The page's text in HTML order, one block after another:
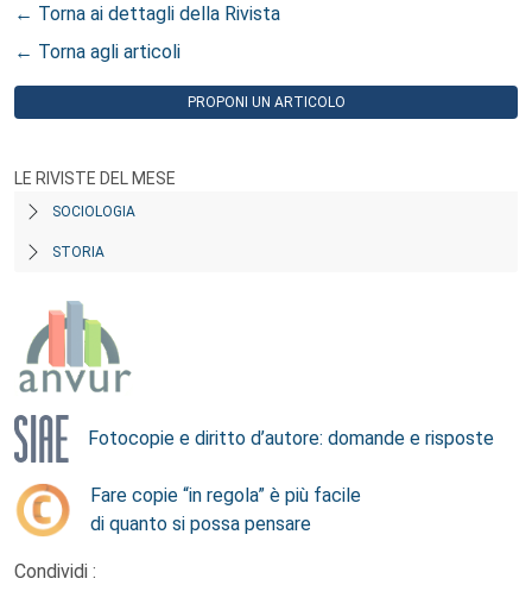
← Torna ai dettagli della Rivista
← Torna agli articoli
PROPONI UN ARTICOLO
LE RIVISTE DEL MESE
SOCIOLOGIA
STORIA
Fotocopie e diritto d’autore: domande e risposte
Fare copie “in regola” è più facile
di quanto si possa pensare
Condividi :